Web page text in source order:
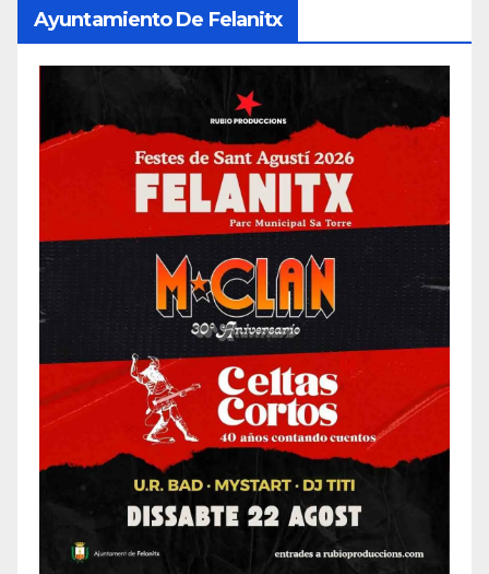
Ayuntamiento De Felanitx